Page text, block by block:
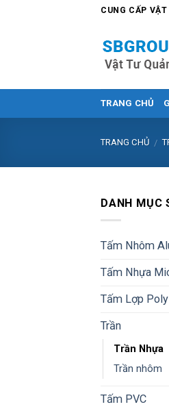
CUNG CẤP
TRANG CHỦ
TRANG CHỦ /
DANH MỤC
Tấm Nhôm
Tấm Nhựa
Tấm Lợp Poly
Trần
Trần Nhựa
Trần nhôm
Tấm PVC